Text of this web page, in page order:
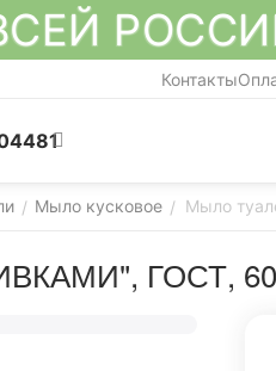
Контакты
/ Мыло кусковое / Мыло
ГОСТ,